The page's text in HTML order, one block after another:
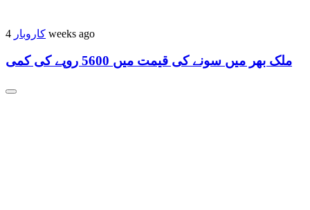
کاروبار 4 weeks ago
ملک بھر میں سونے کی قیمت میں 5600 روپے کی کمی